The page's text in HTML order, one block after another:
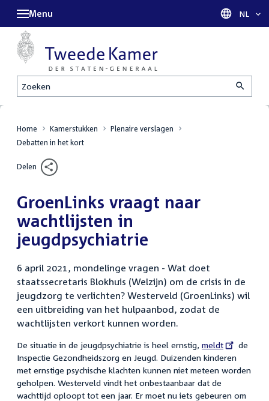
Zoeken
Menu Taal
NL
Home Kamerstukken
Plenaire verslagen
Debatten in het kort
Delen
GroenLinks vraagt naar
wachtlijsten in
jeugdpsychiatrie
6 april 2021, mondelinge vragen - Wat doet
staatssecretaris Blokhuis (Welzijn) om de crisis in de
jeugdzorg te verlichten? Westerveld (GroenLinks) wil
een uitbreiding van het hulpaanbod, zodat de
wachtlijsten verkort kunnen worden.
De situatie in de jeugdpsychiatrie is heel ernstig, External
link:
meldt
de
Inspectie Gezondheidszorg en Jeugd. Duizenden kinderen
met ernstige psychische klachten kunnen niet meteen worden
geholpen. Westerveld vindt het onbestaanbaar dat de
wachttijd oploopt tot een jaar. Er moet nu iets gebeuren om